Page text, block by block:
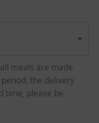
meals are made
the delivery
time, please be